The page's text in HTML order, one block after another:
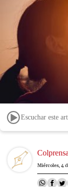
Escuchar este
Image Colprensa
Miércoles, 4